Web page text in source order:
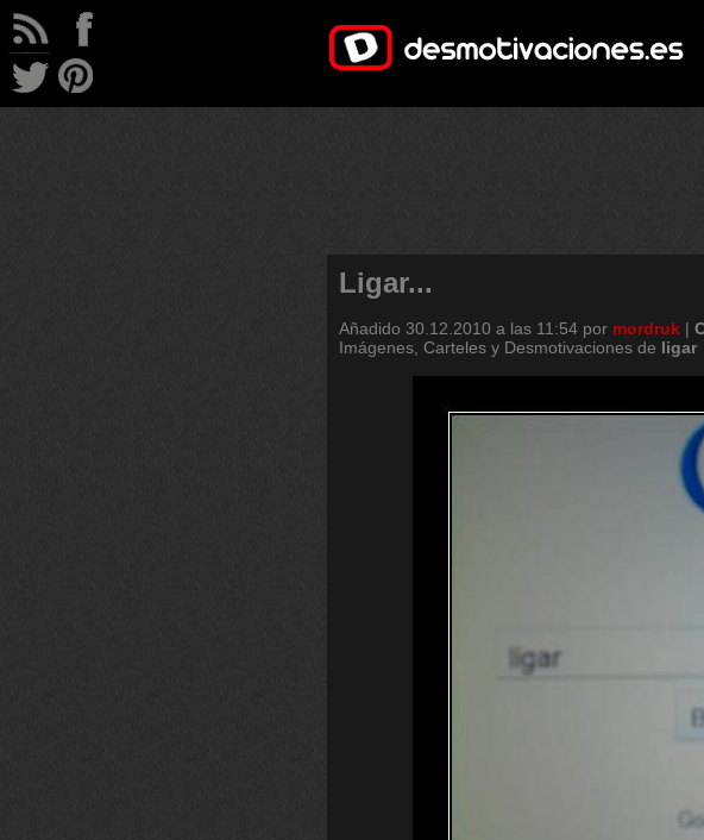
Ligar...
Añadido 30.12.2010 a las 11:54 por mordruk |
Imágenes, Carteles y Desmotivaciones de ligar